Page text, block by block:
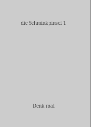
die Schminkpinsel 1
Denk mal